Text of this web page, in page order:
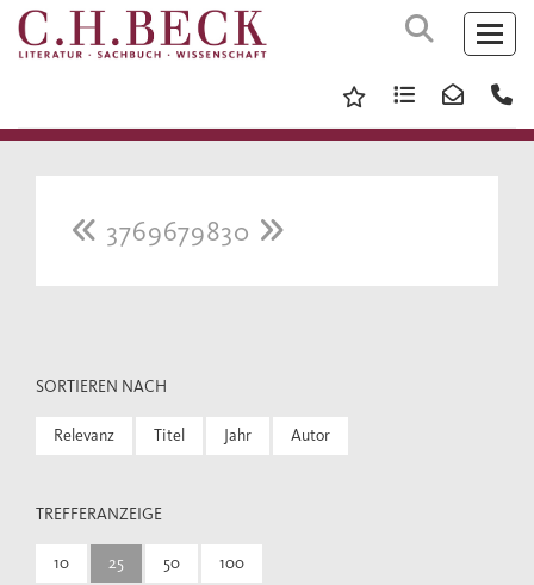
3769679830
SORTIEREN NACH
Relevanz Titel Jahr Autor
TREFFERANZEIGE
10 25 50 100